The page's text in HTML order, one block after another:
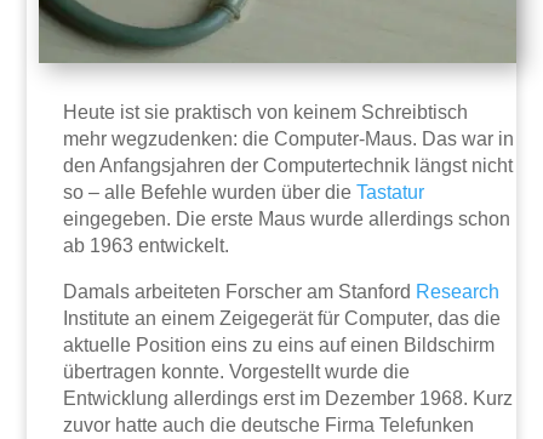
Heute ist sie praktisch von keinem Schreibtisch
mehr wegzudenken: die Computer-Maus. Das war in
den Anfangsjahren der Computertechnik längst nicht
so – alle Befehle wurden über dieTastatur
eingegeben. Die erste Maus wurde allerdings schon
ab 1963 entwickelt.
Damals arbeiteten Forscher am Stanford Research
Institute an einem Zeigegerät für Computer, das die
aktuelle Position eins zu eins auf einen Bildschirm
übertragen konnte. Vorgestellt wurde die
Entwicklung allerdings erst im Dezember 1968. Kurz
zuvor hatte auch die deutsche Firma Telefunken